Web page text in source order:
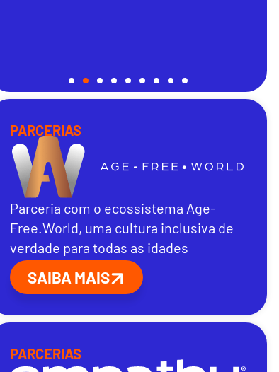
PARCERIAS
Parceria com o ecossistema Age-
Free.World, uma cultura inclusiva de
verdade para todas as idades
SAIBA MAIS
PARCERIAS